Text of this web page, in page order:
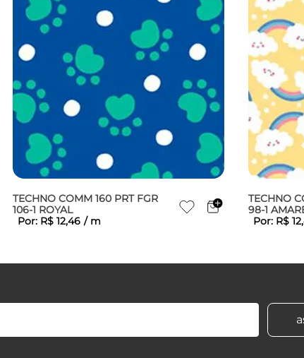
TECHNO COMM 160 PRT FGR
106-1 ROYAL
Por: R$ 12,46 / m
TECHNO
98-1
Por: R$ 12,